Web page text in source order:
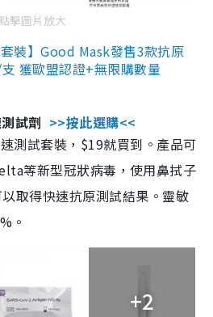
點擊圖片放大
裝】Good Mask發售3款抗原
獲歐盟認證+無限購數量
試劑 >>按此選購<<
測試套裝，$19就買到。產品可
等新型冠狀病毒，使用鼻拭子
取得快速抗原測試結果。靈敏
。
+2